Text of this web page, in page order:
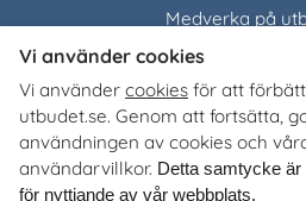
Medverka på
Utbudet.se
organisationers, myndigheters
till Sveriges alla skolor,
är kostnadsfri för lärare, studie-
annan
Vi använder cookies
Vi använder cookies för att
utbudet.se. Genom att fortsätta,
användningen av cookies och
användarvillkor. Detta samtycke
för nyttjande av vår webbplats.